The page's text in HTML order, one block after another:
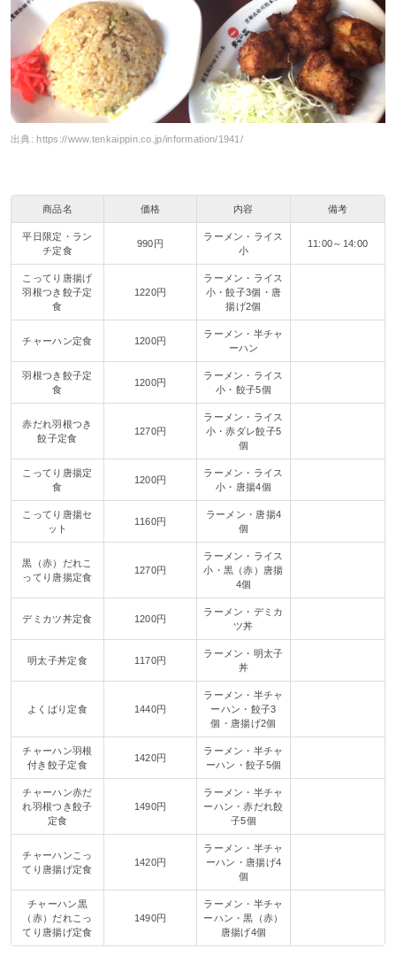
出典:https://www.tenkaippin.co.jp/information/1941/
商品名 価格 内容 備考
平日限定・ラン
チ定食
990円
ラーメン・ライス
小
11:00～14:00
こってり唐揚げ
羽根つき餃子定
食
1220円
ラーメン・ライス
小・餃子3個・唐
揚げ2個
チャーハン定食 1200円
ラーメン・半チャ
ーハン
羽根つき餃子定
食
1200円
ラーメン・ライス
小・餃子5個
赤だれ羽根つき
餃子定食
1270円
ラーメン・ライス
小・赤ダレ餃子5
個
こってり唐揚定
食
1200円
ラーメン・ライス
小・唐揚4個
こってり唐揚セ
ット
1160円
ラーメン・唐揚4
個
黒（赤）だれこ
ってり唐揚定食
1270円
ラーメン・ライス
小・黒（赤）唐揚
4個
デミカツ丼定食 1200円
ラーメン・デミカ
ツ丼
明太子丼定食 1170円
ラーメン・明太子
丼
よくばり定食 1440円
ラーメン・半チャ
ーハン・餃子3
個・唐揚げ2個
チャーハン羽根
付き餃子定食
1420円
ラーメン・半チャ
ーハン・餃子5個
チャーハン赤だ
れ羽根つき餃子
定食
1490円
ラーメン・半チャ
ーハン・赤だれ餃
子5個
チャーハンこっ
てり唐揚げ定食
1420円
ラーメン・半チャ
ーハン・唐揚げ4
個
チャーハン黒
（赤）だれこっ
てり唐揚げ定食
1490円
ラーメン・半チャ
ーハン・黒（赤）
唐揚げ4個